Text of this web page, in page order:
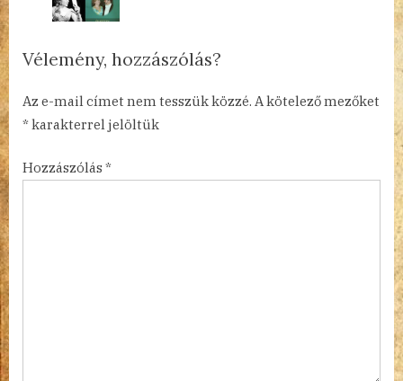
t
:
Vélemény, hozzászólás?
Az e-mail címet nem tesszük közzé. A kötelező mezőket
* karakterrel jelöltük
Hozzászólás *